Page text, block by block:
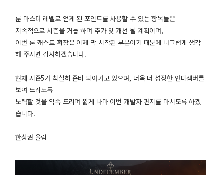
룬 마스터 레벨로 얻게 된 포인트를 사용할 수 있는 항목들은
지속적으로 시즌을 거듭 하며 추가 및 개선 될 계획이며,
이번 룬 캐스트 확장은 이제 막 시작된 부분이기 때문에 너그럽게 생각
해 주시면 감사하겠습니다.
현재 시즌5가 착실히 준비 되어가고 있으며, 더욱 더 성장한 언디셈버를
보여 드리도록
노력할 것을 약속 드리며 짧게 나마 이번 개발자 편지를 마치도록 하겠
습니다.
한상권 올림